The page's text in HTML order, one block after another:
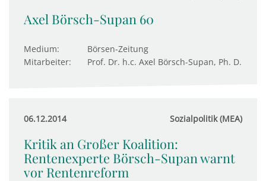
Axel Börsch-Supan 60
Medium:
Börsen-Zeitung
Mitarbeiter:
Prof. Dr. h.c. Axel Börsch-Supan, Ph. D.
06.12.2014 Sozialpolitik (MEA)
Kritik an Großer Koalition:
Rentenexperte Börsch-Supan warnt
vor Rentenreform